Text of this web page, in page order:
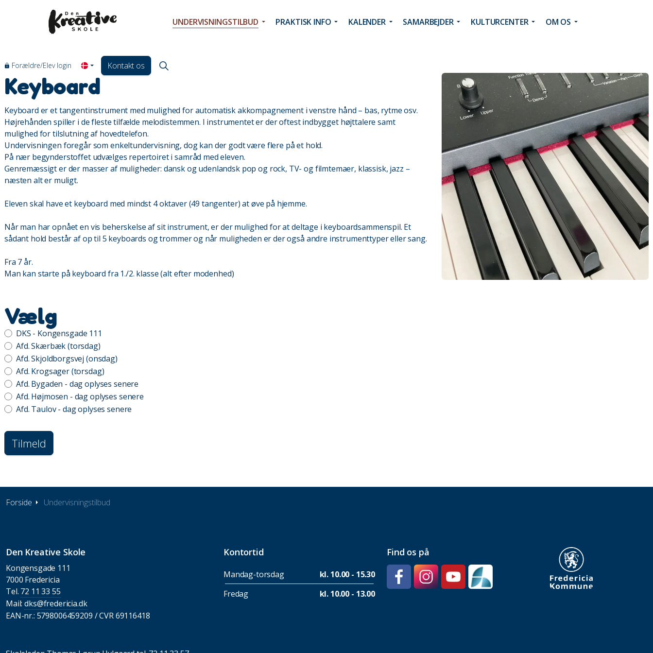
UNDERVISNINGSTILBUD PRAKTISK INFO KALENDER SAMARBEJDER KULTURCENTER OM OS
Forældre/Elev login Kontakt os
Keyboard
Keyboard er et tangentinstrument med mulighed for automatisk akkompagnement i venstre hånd – bas, rytme osv.
Højrehånden spiller i de fleste tilfælde melodistemmen. I instrumentet er der oftest indbygget højttalere samt
mulighed for tilslutning af hovedtelefon.
Undervisningen foregår som enkeltundervisning, dog kan der godt være flere på et hold.
På nær begynderstoffet udvælges repertoiret i samråd med eleven.
Genremæssigt er der masser af muligheder: dansk og udenlandsk pop og rock, TV- og filmtemaer, klassisk, jazz –
næsten alt er muligt.
Eleven skal have et keyboard med mindst 4 oktaver (49 tangenter) at øve på hjemme.
Når man har opnået en vis beherskelse af sit instrument, er der mulighed for at deltage i keyboardsammenspil. Et
sådant hold består af op til 5 keyboards og trommer og når muligheden er der også andre instrumenttyper eller sang.
Fra 7 år.
Man kan starte på keyboard fra 1./2. klasse (alt efter modenhed)
Vælg
DKS - Kongensgade 111
Afd. Skærbæk (torsdag)
Afd. Skjoldborgsvej (onsdag)
Afd. Krogsager (torsdag)
Afd. Bygaden - dag oplyses senere
Afd. Højmosen - dag oplyses senere
Afd. Taulov - dag oplyses senere
Tilmeld
Forside Undervisningstilbud
Den Kreative Skole
Kongensgade 111
7000 Fredericia
Tel. 72 11 33 55
Mail:dks@fredericia.dk
EAN-nr.: 5798006459209 / CVR 69116418
Kontortid
Mandag-torsdag
kl. 10.00 - 15.30
Fredag
kl. 10.00 - 13.00
Find os på